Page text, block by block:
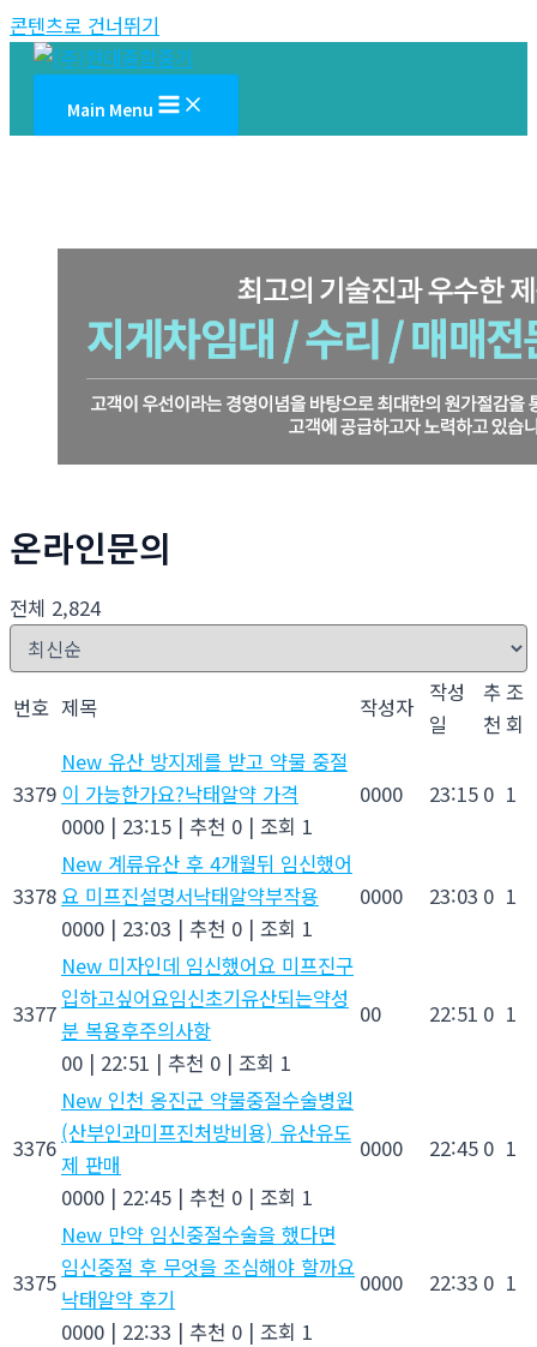
콘텐츠로 건너뛰기
Main Menu
온라인문의
전체 2,824
번호 제목 작성자
작성
일
추
천
조
회
3379
New 유산 방지제를 받고 약물 중절
이 가능한가요?낙­태알약 가격
0000 | 23:15 | 추천 0 | 조회 1
0000 23:15 0 1
3378
New 계류유산 후 4개월뒤 임신했어
요 미프진설명서낙­태알약부작용
0000 | 23:03 | 추천 0 | 조회 1
0000 23:03 0 1
3377
New 미자인데 임신했어요 미프진구
입하고싶어요임신초기유산되는약성
분 복용후주의사항
00 | 22:51 | 추천 0 | 조회 1
00 22:51 0 1
3376
New 인천 옹진군 약물중절수술병원
(산부인과미프진처방비용) 유산유도
제 판매
0000 | 22:45 | 추천 0 | 조회 1
0000 22:45 0 1
3375
New 만약 임신중절수술을 했다면
임신중절 후 무엇을 조심해야 할까요
낙­태알약 후기
0000 | 22:33 | 추천 0 | 조회 1
0000 22:33 0 1